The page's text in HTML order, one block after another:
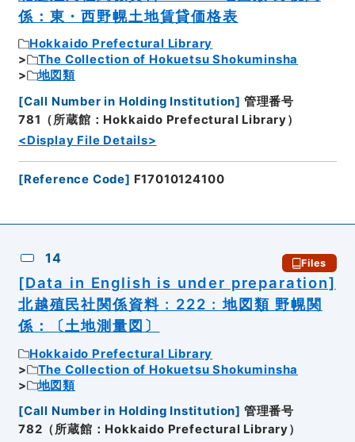
係：東・西野幌土地賃貸価格表
Hokkaido Prefectural Library
The Collection of Hokuetsu Shokuminsha
地図類
[Call Number in Holding Institution] 管理番号
781（所蔵館：Hokkaido Prefectural Library）
<Display File Details>
[Reference Code] F17010124100
14 Files
[Data in English is under preparation]
北越殖民社関係資料 : 222 : 地図類 野幌関
係：〔土地測量図〕
Hokkaido Prefectural Library
The Collection of Hokuetsu Shokuminsha
地図類
[Call Number in Holding Institution] 管理番号
782（所蔵館：Hokkaido Prefectural Library）